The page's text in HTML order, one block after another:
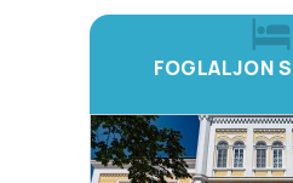
FOGLALJON